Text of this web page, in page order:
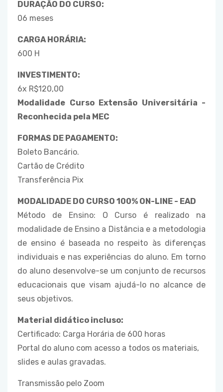
DURAÇÃO DO CURSO:
06 meses
CARGA HORÁRIA:
600 H
INVESTIMENTO:
6x R$120,00
Modalidade Curso Extensão Universitária -
Reconhecida pela MEC
FORMAS DE PAGAMENTO:
Boleto Bancário.
Cartão de Crédito
Transferência Pix
MODALIDADE DO CURSO 100% ON-LINE - EAD
Método de Ensino: O Curso é realizado na
modalidade de Ensino a Distância e a metodologia
de ensino é baseada no respeito às diferenças
individuais e nas experiências do aluno. Em torno
do aluno desenvolve-se um conjunto de recursos
educacionais que visam ajudá-lo no alcance de
seus objetivos.
Material didático incluso:
Certificado: Carga Horária de 600 horas
Portal do aluno com acesso a todos os materiais,
slides e aulas gravadas.
Transmissão pelo Zoom